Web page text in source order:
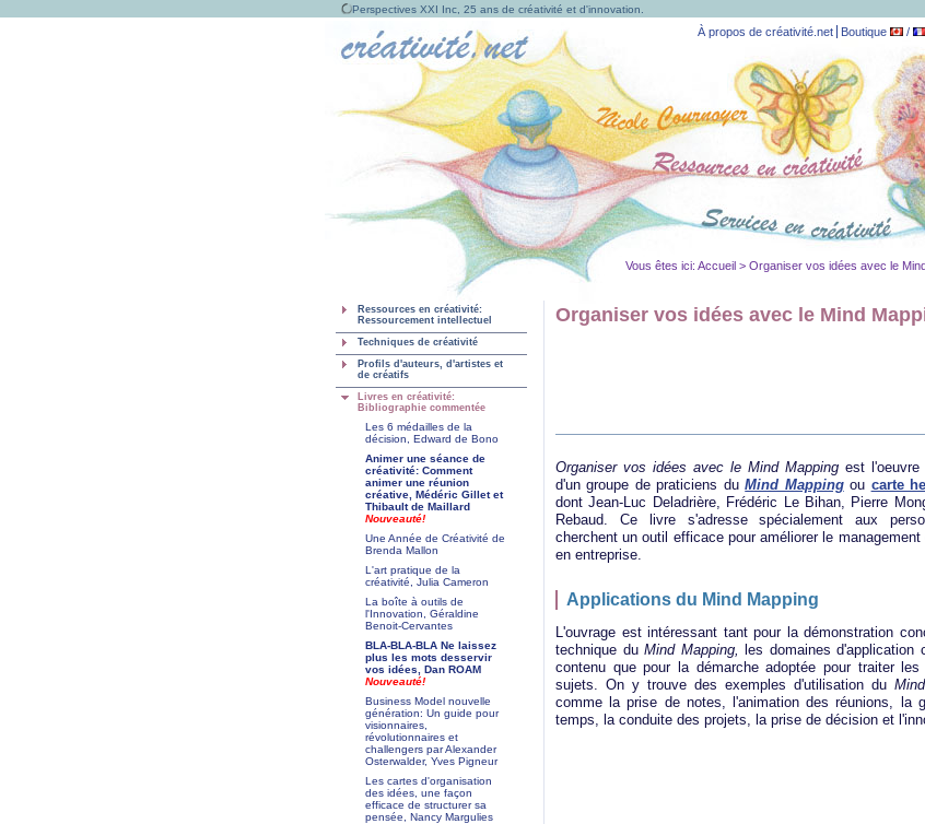
Perspectives XXI Inc, 25 ans de créativité et d'innovation.
À propos de créativité.net Boutique /
Vous êtes ici: Accueil > Organiser vos idées avec le
Ressources en créativité:
Ressourcement intellectuel
Techniques de créativité
Profils d'auteurs, d'artistes et
de créatifs
Livres en créativité:
Bibliographie commentée
Les 6 médailles de la
décision, Edward de Bono
Animer une séance de
créativité: Comment
animer une réunion
créative, Médéric Gillet et
Thibault de Maillard
Nouveauté!
Une Année de Créativité de
Brenda Mallon
L'art pratique de la
créativité, Julia Cameron
La boîte à outils de
l'Innovation, Géraldine
Benoit-Cervantes
BLA-BLA-BLA Ne laissez
plus les mots desservir
vos idées, Dan ROAM
Nouveauté!
Business Model nouvelle
génération: Un guide pour
visionnaires,
révolutionnaires et
challengers par Alexander
Osterwalder, Yves Pigneur
Les cartes d'organisation
des idées, une façon
efficace de structurer sa
pensée, Nancy Margulies
Organiser vos idées avec le Mind
Organiser vos idées avec le Mind Mapping est l'oeuvre
d'un groupe de praticiens duMind Mapping ou carte
dont Jean-Luc Deladrière, Frédéric Le Bihan, Pierre
Rebaud. Ce livre s'adresse spécialement aux
cherchent un outil efficace pour améliorer le management
en entreprise.
Applications du Mind Mapping
L'ouvrage est intéressant tant pour la démonstration
technique du Mind Mapping, les domaines d'application
contenu que pour la démarche adoptée pour traiter les
sujets. On y trouve des exemples d'utilisation du
comme la prise de notes, l'animation des réunions, la
temps, la conduite des projets, la prise de décision et